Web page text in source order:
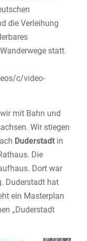
die Verleihung
statt.
c/video-
mit Bahn und
Wir stiegen
Duderstadtin
Die
Dort war
Duderstadt hat
ein Masterplan
„Duderstadt